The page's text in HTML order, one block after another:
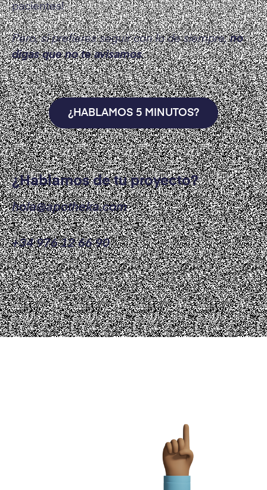
pacientes!
Pero, si prefieres seguir con lo de siempre,no
digas que no te avisamos.
¿HABLAMOS 5 MINUTOS?
¿Hablamos de tu proyecto?
hola@apotheka.com
+34 976 12 66 90